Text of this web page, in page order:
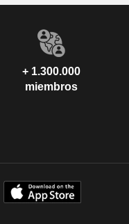
+ 1.300.000
miembros